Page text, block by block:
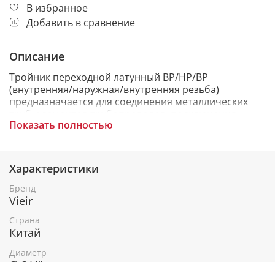
В избранное
Добавить в сравнение
Описание
Тройник переходной латунный ВР/НР/ВР
(внутренняя/наружная/внутренняя резьба)
предназначается для соединения металлических
труб, элементов трубопроводов, подключения
приборов и запорной арматуры. Латунный
водоснабжение, кондиционирование,
пожаротушение, газоснабжение.
Показать полностью
Характеристики
Бренд
Vieir
Страна
Китай
Диаметр